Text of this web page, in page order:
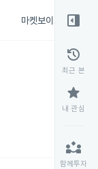
마켓보이스
right_panel_open
history
최근 본
star
내 관심
partner_exchange
함께투자